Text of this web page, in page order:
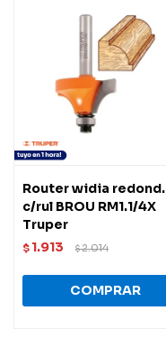
Router widia redond.
c/rul BROU RM1.1/4X
Truper
$ 1.913 $2.014